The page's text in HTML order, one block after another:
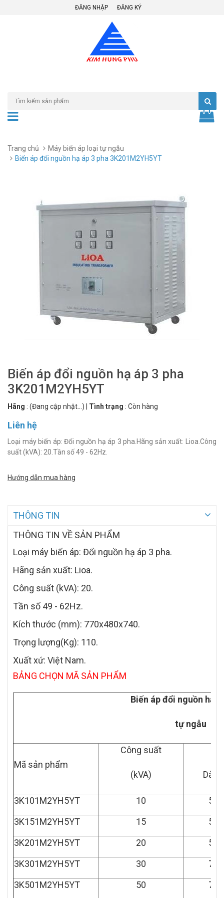
ĐĂNG NHẬP ĐĂNG KÝ
Trang chủ
Máy biến áp loại tự ngẫu
Biến áp đổi nguồn hạ áp 3 pha 3K201M2YH5YT
Biến áp đổi nguồn hạ áp 3 pha
3K201M2YH5YT
Hãng : (Đang cập nhật...) Tình trạng : Còn hàng
Liên hệ
Loại máy biến áp: Đổi nguồn hạ áp 3 pha.Hãng sản xuất: Lioa.Công
suất (kVA): 20.Tần số 49 - 62Hz.
Hướng dẫn mua hàng
THÔNG TIN
THÔNG TIN VỀ SẢN PHẨM
Loại máy biến áp: Đổi nguồn hạ áp 3 pha.
Hãng sản xuất: Lioa.
Công suất (kVA): 20.
Tần số 49 - 62Hz.
Kích thước (mm): 770x480x740.
Trọng lượng(Kg): 110.
Xuất xứ: Việt Nam.
BẢNG CHỌN MÃ SẢN PHẨM
Biến áp đổi nguồn hạ
tự ngẫu
Mã sản phẩm
Công suất
(kVA) Dài
3K101M2YH5YT 10
3K151M2YH5YT
15
3K201M2YH5YT
20
3K301M2YH5YT
30
3K501M2YH5YT
50